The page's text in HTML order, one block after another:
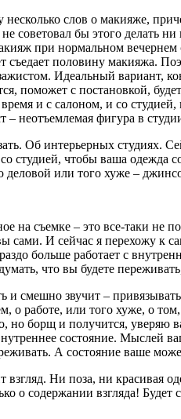
слов о макияже,
советовал бы этого делать
при нормальном
съедает половину макияжа.
Идеальный вариант,
поможет с постановкой,
время и с салоном, и со
– неотъемлемая фигура в
Об интерьерных студиях.
со студией, чтобы ваша одежда
деловой или того хуже –
на съемке – это все-таки не
сами. И сейчас я перехожу к
больше работает с
что вы будете
и смешно звучит –
о работе, или того хуже, о
но борщ и получится, уверяю
состояние. Мыслей
А состояние ваше
Ни поза, ни красивая
о содержании взгляда!